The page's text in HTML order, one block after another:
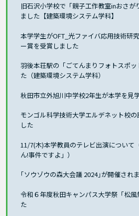
旧石沢小学校で「親子工作教室inおさが
ました【建築環境システム学科】
本学学生がOFT_光ファイバ応用技術研
ー賞を受賞しました
羽後本荘駅の「ごてんまりフォトスポ
た（建築環境システム学科）
秋田市立外旭川中学校2年生が本学を見
モンゴル科学技術大学エルデネット校
した
11/7(木)本学教員のテレビ出演について
ん!事件ですよ」）
｢ソウゾウの森大会議 2024｣が開催され
令和６年度秋田キャンパス大学祭「松
た